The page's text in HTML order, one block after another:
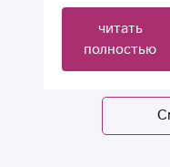
цветы в
коробке на
юбилей дочери.
Собрали
шикарный
читать
полностью